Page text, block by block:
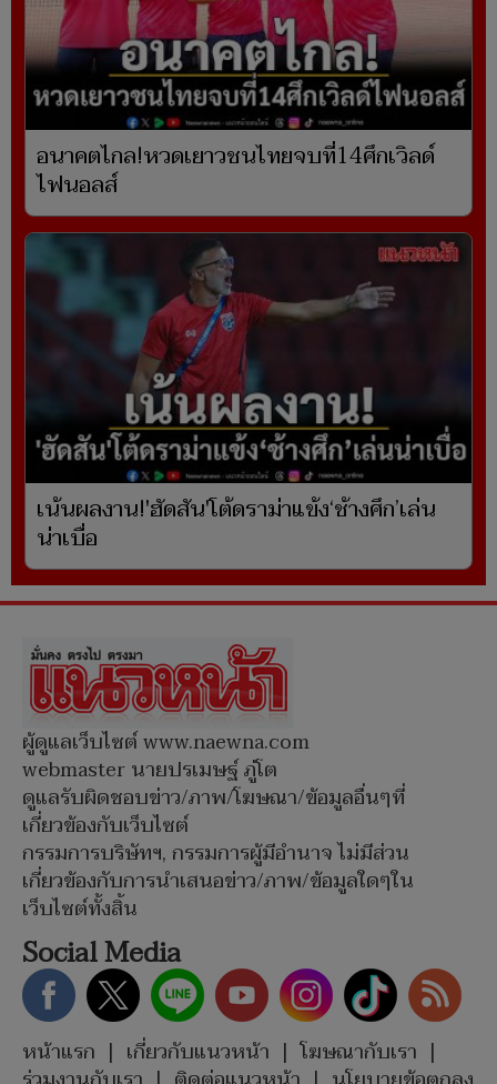
อนาคตไกล!หวดเยาวชนไทยจบที่14ศึกเวิลด์
ไฟนอลส์
เน้นผลงาน!'ฮัดสัน'โต้ดราม่าแข้ง‘ช้างศึก’เล่น
น่าเบื่อ
ผู้ดูแลเว็บไซต์ www.naewna.com
webmaster นายปรเมษฐ์ ภู่โต
ดูแลรับผิดชอบข่าว/ภาพ/โฆษณา/ข้อมูลอื่นๆที่
เกี่ยวข้องกับเว็บไซต์
กรรมการบริษัทฯ, กรรมการผู้มีอำนาจ ไม่มีส่วน
เกี่ยวข้องกับการนำเสนอข่าว/ภาพ/ข้อมูลใดๆใน
เว็บไซต์ทั้งสิ้น
Social Media
หน้าแรก | เกี่ยวกับแนวหน้า | โฆษณากับเรา |